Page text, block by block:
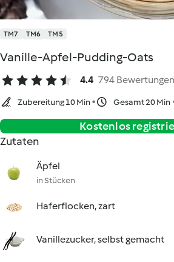
TM7 TM6 TM5
Vanille-Apfel-Pudding-Oats
4.4 794 Bewertungen
Zubereitung 10 Min Gesamt 20 Min
Kostenlos
Zutaten
Äpfel
in Stücken
Haferflocken, zart
Vanillezucker, selbst gemacht